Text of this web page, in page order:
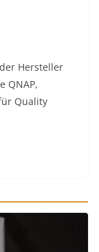
Hersteller
QNAP,
Quality